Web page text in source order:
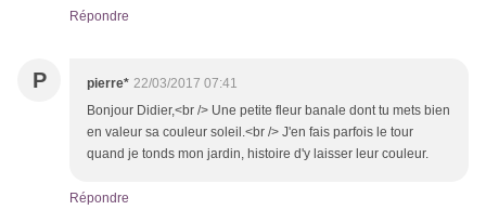
Répondre
P pierre* 22/03/2017 07:41
Bonjour Didier,<br /> Une petite fleur banale dont tu mets bien
en valeur sa couleur soleil.<br /> J'en fais parfois le tour
quand je tonds mon jardin, histoire d'y laisser leur couleur.
Répondre